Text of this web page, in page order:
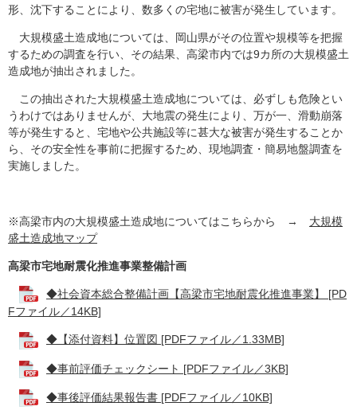
形、沈下することにより、数多くの宅地に被害が発生しています。
大規模盛土造成地については、岡山県がその位置や規模等を把握
するための調査を行い、その結果、高梁市内では9カ所の大規模盛土
造成地が抽出されました。
この抽出された大規模盛土造成地については、必ずしも危険とい
うわけではありませんが、大地震の発生により、万が一、滑動崩落
等が発生すると、宅地や公共施設等に甚大な被害が発生することか
ら、その安全性を事前に把握するため、現地調査・簡易地盤調査を
実施しました。
※高梁市内の大規模盛土造成地についてはこちらから → 大規模
盛土造成地マップ
高梁市宅地耐震化推進事業整備計画
◆社会資本総合整備計画【高梁市宅地耐震化推進事業】 [PD
Fファイル／14KB]
◆【添付資料】位置図 [PDFファイル／1.33MB]
◆事前評価チェックシート [PDFファイル／3KB]
◆事後評価結果報告書 [PDFファイル／10KB]